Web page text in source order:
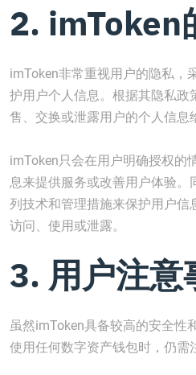
2. imToken
imToken非常重视用户的隐私，
护用户个人信息。根据其隐私政
售、交换或泄露用户的个人信息
imToken只会在用户明确授权的
息来提供服务或改善用户体验。
列技术和管理措施来保护用户信
访问、使用或泄露。
3. 用户注意
虽然imToken具备较高的安全性
使用任何数字资产钱包时，仍需